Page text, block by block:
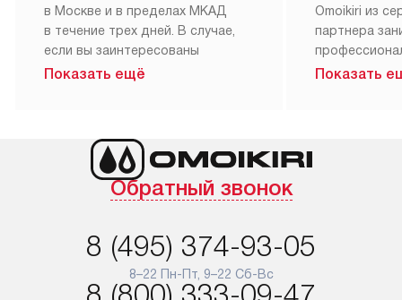
в Москве и в пределах МКАД
в течение трех дней. В случае,
если вы заинтересованы
в товаре, который доступен
менеджером на сайте. Товары
с особым лейблом
доставляются бесплатно
аксессуаров не предусмотрена.
Для доставки в другие регионы
Показать ещё
Omoikiri из
партнера
Наш сервис
Показать
Обратный звонок
8 (495) 374-93-05
8–22 Пн-Пт, 9–22 Сб-Вс